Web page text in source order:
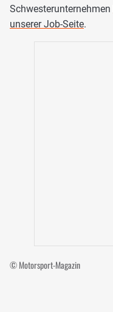
Schwesterunternehmen
unserer Job-Seite.
© Motorsport-Magazin